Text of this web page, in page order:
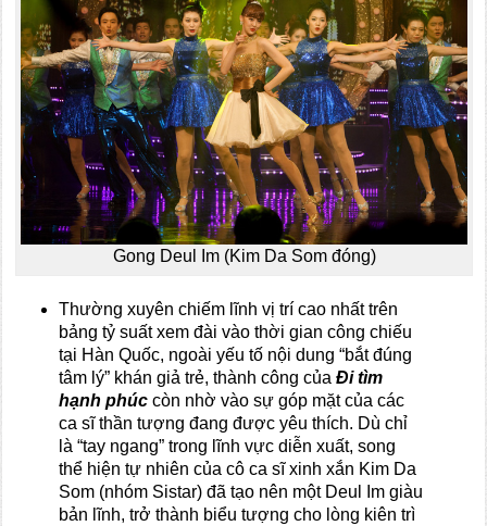
Gong Deul Im (Kim Da Som đóng)
Thường xuyên chiếm lĩnh vị trí cao nhất trên
bảng tỷ suất xem đài vào thời gian công chiếu
tại Hàn Quốc, ngoài yếu tố nội dung “bắt đúng
tâm lý” khán giả trẻ, thành công củaĐi tìm
hạnh phúc còn nhờ vào sự góp mặt của các
ca sĩ thần tượng đang được yêu thích. Dù chỉ
là “tay ngang” trong lĩnh vực diễn xuất, song
thể hiện tự nhiên của cô ca sĩ xinh xắn Kim Da
Som (nhóm Sistar) đã tạo nên một Deul Im giàu
bản lĩnh, trở thành biểu tượng cho lòng kiên trì